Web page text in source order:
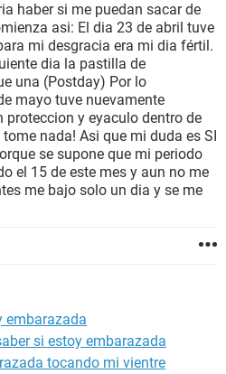
haber si me puedan sacar de
asi: El dia 23 de abril tuve
mi desgracia era mi dia fértil.
dia la pastilla de
una (Postday) Por lo
mayo tuve nuevamente
y eyaculo dentro de
nada! Asi que mi duda es SI
se supone que mi periodo
el 15 de este mes y aun no me
me bajo solo un dia y se me
embarazada
si estoy embarazada
tocando mi vientre